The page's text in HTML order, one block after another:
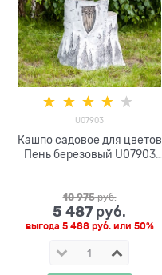
U07903
Кашпо садовое для цветов
Пень березовый U07903
10 975 руб.
5 487 руб.
выгода 5 488 руб.или 50%